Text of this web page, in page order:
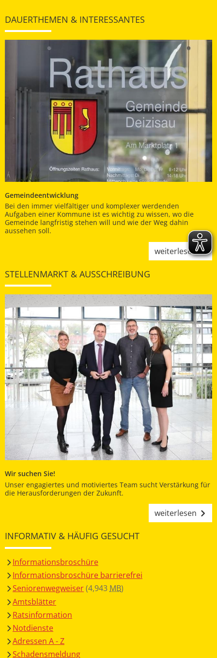
DAUERTHEMEN & INTERESSANTES
Gemeindeentwicklung
Bei den immer vielfältiger und komplexer werdenden
Aufgaben einer Kommune ist es wichtig zu wissen, wo die
Gemeinde langfristig stehen will und wie der Weg dahin
aussehen soll.
weiterlesen
STELLENMARKT & AUSSCHREIBUNG
Wir suchen Sie!
Unser engagiertes und motiviertes Team sucht Verstärkung für
die Herausforderungen der Zukunft.
weiterlesen
INFORMATIV & HÄUFIG GESUCHT
Informationsbroschüre
Informationsbroschüre barrierefrei
Seniorenwegweiser(4,943MB)
Amtsblätter
Ratsinformation
Notdienste
Adressen A - Z
Schadensmeldung